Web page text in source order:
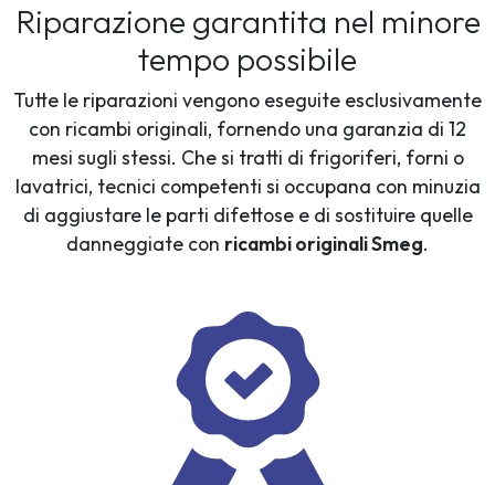
Riparazione garantita nel minore
tempo possibile
Tutte le riparazioni vengono eseguite esclusivamente
con ricambi originali, fornendo una garanzia di 12
mesi sugli stessi. Che si tratti di frigoriferi, forni o
lavatrici, tecnici competenti si occupana con minuzia
di aggiustare le parti difettose e di sostituire quelle
danneggiate con ricambi originali Smeg.